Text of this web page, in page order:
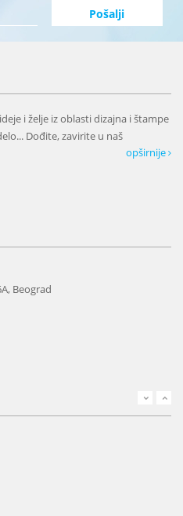
i želje iz oblasti dizajna i štampe
Dođite, zavirite u naš
opširnije
Beograd